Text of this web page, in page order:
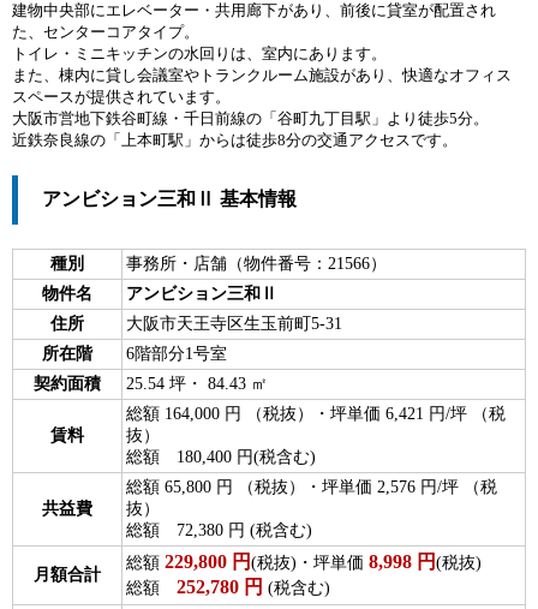
建物中央部にエレベーター・共用廊下があり、前後に貸室が配置され
た、センターコアタイプ。
トイレ・ミニキッチンの水回りは、室内にあります。
また、棟内に貸し会議室やトランクルーム施設があり、快適なオフィス
スペースが提供されています。
大阪市営地下鉄谷町線・千日前線の「谷町九丁目駅」より徒歩5分。
近鉄奈良線の「上本町駅」からは徒歩8分の交通アクセスです。
アンビション三和Ⅱ 基本情報
種別
事務所・店舗（物件番号：21566）
物件名
アンビション三和Ⅱ
住所
大阪市天王寺区生玉前町5-31
所在階
6階部分1号室
契約面積
25.54 坪・ 84.43 ㎡
賃料
総額 164,000 円 （税抜）・坪単価 6,421 円/坪 （税
抜）
総額 180,400 円(税含む)
共益費
総額 65,800 円 （税抜）・坪単価 2,576 円/坪 （税
抜）
総額 72,380 円 (税含む)
月額合計
総額 229,800 円 (税抜)・坪単価 8,998 円 (税抜)
総額 252,780 円 (税含む)